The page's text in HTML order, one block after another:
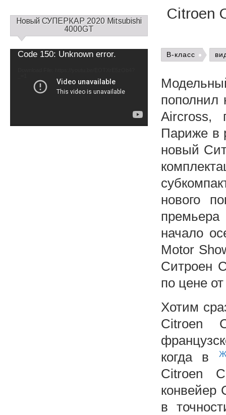
Citroen
B-класс
пополнил
Aircross,
Париже в
новый
нового
начало
Motor
Ситроен
по цене
Хотим
Citroen
когда в
Citroen
конвейер
в
С
й
д
Новый СУПЕРКАР 2020 Mitsubishi
4000GT
Video
Code 150: Unknown error.